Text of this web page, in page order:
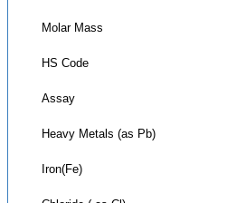
Molar Mass
HS Code
Assay
Heavy Metals (as Pb)
Iron(Fe)